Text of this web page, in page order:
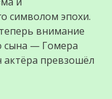
символом эпохи.
внимание
сына — Гомера
актёра превзошёл